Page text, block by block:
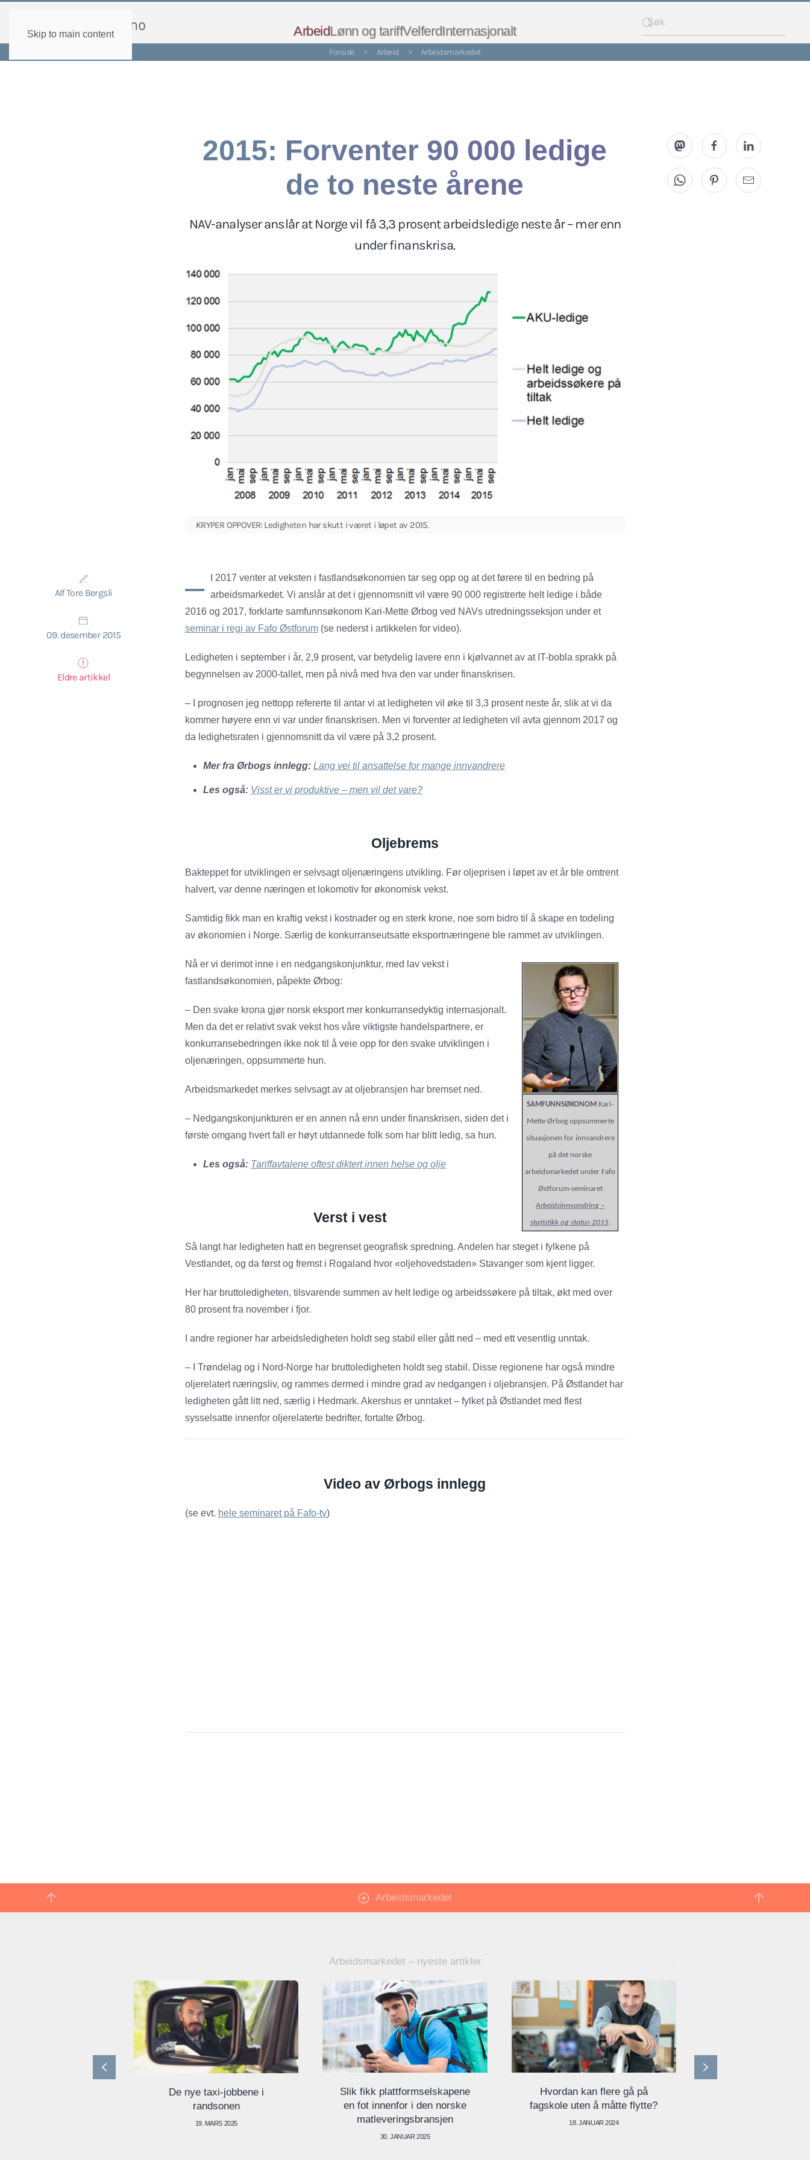
Skip to main content ArbeidLønn og tariffVelferdInternasjonalt
Forside > Arbeid > Arbeidsmarkedet
2015: Forventer 90 000 ledige
de to neste årene
NAV-analyser anslår at Norge vil få 3,3 prosent arbeidsledige neste år – mer enn
under finanskrisa.
KRYPER OPPOVER: Ledigheten har skutt i været i løpet av 2015.
Alf Tore Bergsli
09. desember 2015
Eldre artikkel
–
I 2017 venter at veksten i fastlandsøkonomien tar seg opp og at det førere til en bedring på
arbeidsmarkedet. Vi anslår at det i gjennomsnitt vil være 90 000 registrerte helt ledige i både
2016 og 2017, forklarte samfunnsøkonom Kari-Mette Ørbog ved NAVs utredningsseksjon under et
seminar i regi av Fafo Østforum(se nederst i artikkelen for video).
Ledigheten i september i år, 2,9 prosent, var betydelig lavere enn i kjølvannet av at IT-bobla sprakk på
begynnelsen av 2000-tallet, men på nivå med hva den var under finanskrisen.
– I prognosen jeg nettopp refererte til antar vi at ledigheten vil øke til 3,3 prosent neste år, slik at vi da
kommer høyere enn vi var under finanskrisen. Men vi forventer at ledigheten vil avta gjennom 2017 og
da ledighetsraten i gjennomsnitt da vil være på 3,2 prosent.
Mer fra Ørbogs innlegg: Lang vei til ansattelse for mange innvandrere
Les også: Visst er vi produktive – men vil det vare?
Oljebrems
Bakteppet for utviklingen er selvsagt oljenæringens utvikling. Før oljeprisen i løpet av et år ble omtrent
halvert, var denne næringen et lokomotiv for økonomisk vekst.
Samtidig fikk man en kraftig vekst i kostnader og en sterk krone, noe som bidro til å skape en todeling
av økonomien i Norge. Særlig de konkurranseutsatte eksportnæringene ble rammet av utviklingen.
SAMFUNNSØKONOM Kari-
Mette Ørbog oppsummerte
situasjonen for innvandrere
på det norske
arbeidsmarkedet under Fafo
Østforum-seminaret
Arbeidsinnvandring –
statistikk og status 2015.
Nå er vi derimot inne i en nedgangskonjunktur, med lav vekst i
fastlandsøkonomien, påpekte Ørbog:
– Den svake krona gjør norsk eksport mer konkurransedyktig internasjonalt.
Men da det er relativt svak vekst hos våre viktigste handelspartnere, er
konkurransebedringen ikke nok til å veie opp for den svake utviklingen i
oljenæringen, oppsummerte hun.
Arbeidsmarkedet merkes selvsagt av at oljebransjen har bremset ned.
– Nedgangskonjunkturen er en annen nå enn under finanskrisen, siden det i
første omgang hvert fall er høyt utdannede folk som har blitt ledig, sa hun.
Les også: Tariffavtalene oftest diktert innen helse og olje
Verst i vest
Så langt har ledigheten hatt en begrenset geografisk spredning. Andelen har steget i fylkene på
Vestlandet, og da først og fremst i Rogaland hvor «oljehovedstaden» Stavanger som kjent ligger.
Her har bruttoledigheten, tilsvarende summen av helt ledige og arbeidssøkere på tiltak, økt med over
80 prosent fra november i fjor.
I andre regioner har arbeidsledigheten holdt seg stabil eller gått ned – med ett vesentlig unntak.
– I Trøndelag og i Nord-Norge har bruttoledigheten holdt seg stabil. Disse regionene har også mindre
oljerelatert næringsliv, og rammes dermed i mindre grad av nedgangen i oljebransjen. På Østlandet har
ledigheten gått litt ned, særlig i Hedmark. Akershus er unntaket – fylket på Østlandet med flest
sysselsatte innenfor oljerelaterte bedrifter, fortalte Ørbog.
Video av Ørbogs innlegg
(se evt. hele seminaret på Fafo-tv)
Arbeidsmarkedet
Arbeidsmarkedet – nyeste artikler
De nye taxi-jobbene i
randsonen
19. MARS 2025
Slik fikk plattformselskapene
en fot innenfor i den norske
matleveringsbransjen
30. JANUAR 2025
Hvordan kan flere gå på
fagskole uten å måtte flytte?
18. JANUAR 2024